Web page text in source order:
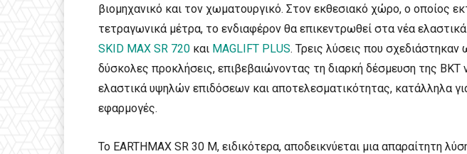
βιομηχανικό και τον χωματουργικό. Στον εκθεσιακό χώρο, ο οποίος
τετραγωνικά μέτρα, το ενδιαφέρον θα επικεντρωθεί στα νέα ελαστικά
SKID MAX SR 720 και MAGLIFT PLUS. Τρεις λύσεις που
δύσκολες προκλήσεις, επιβεβαιώνοντας τη διαρκή δέσμευση της
ελαστικά υψηλών επιδόσεων και αποτελεσματικότητας, κατάλληλα
εφαρμογές.
Το EARTHMAX SR 30 M, ειδικότερα, αποδεικνύεται μια απαραίτητη